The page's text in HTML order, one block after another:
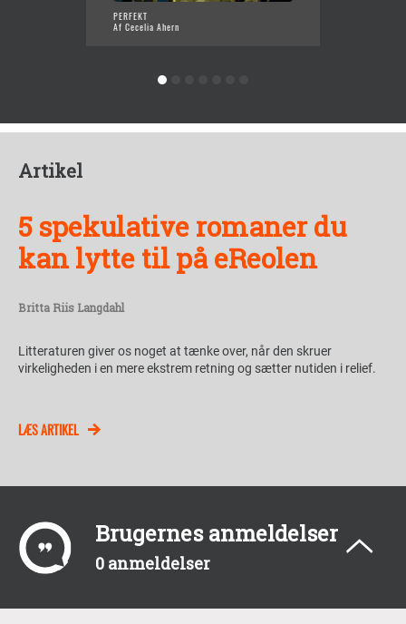
PERFEKT
Af Cecelia Ahern
Artikel
5 spekulative romaner du
kan lytte til på eReolen
Britta Riis Langdahl
Litteraturen giver os noget at tænke over, når den skruer
virkeligheden i en mere ekstrem retning og sætter nutiden i relief.
LÆS ARTIKEL
Brugernes anmeldelser
0 anmeldelser